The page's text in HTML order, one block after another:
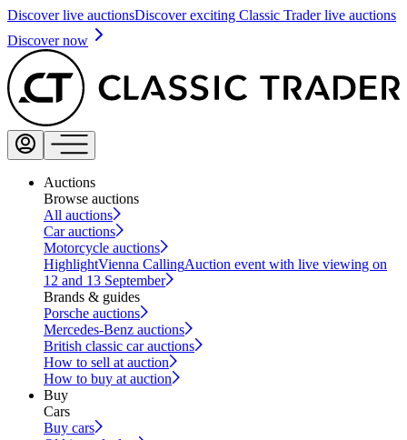
Discover live auctionsDiscover exciting Classic Trader live auctions
Discover now
Auctions
Browse auctions
All auctions
Car auctions
Motorcycle auctions
HighlightVienna CallingAuction event with live viewing on
12 and 13 September
Brands & guides
Porsche auctions
Mercedes-Benz auctions
British classic car auctions
How to sell at auction
How to buy at auction
Buy
Cars
Buy cars